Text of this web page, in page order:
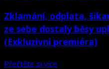
Zklamání, odplata,
ze sebe dostaly běsy
(Exkluzivní premiéra)
Přečtěte si více